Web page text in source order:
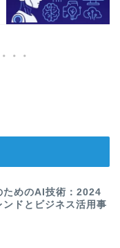
ためのAI技術：2024
ンドとビジネス活用事